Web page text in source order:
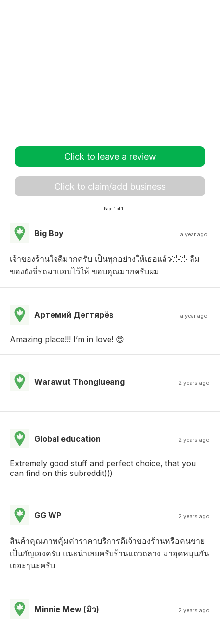
Click to leave a review
Click to claim/add business
Page 1 of 1
Big Boy a year ago
เจ้าของร้านใจดีมากครับ เป็นทุกอย่างให้เธอแล้ว🤣🤣 ลืม
ของยังขี่รถมาแอบไว้ให้ ขอบคุณมากครับผม
Артемий Дегтярëв a year ago
Amazing place!!! I’m in love! 😍
Warawut Thonglueang 2 years ago
Global education 2 years ago
Extremely good stuff and perfect choice, that you
can find on this subreddit)))
GG WP 2 years ago
สินค้าคุณภาพคุ้มค่าราคาบริการดีเจ้าของร้านหรือคนขาย
เป็นกัญเองครับ แนะนำเลยครับร้านแถวถลาง มาอุดหนุนกัน
เยอะๆนะครับ
Minnie Mew (มิว) 2 years ago